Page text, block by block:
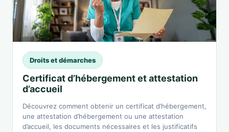
Droits et démarches
Certificat d’hébergement et attestation
d’accueil
Découvrez comment obtenir un certificat d’hébergement,
une attestation d’hébergement ou une attestation
d’accueil, les documents nécessaires et les justificatifs